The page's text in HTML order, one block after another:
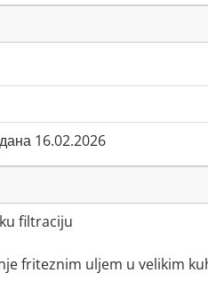
16.02.2026
filtraciju
friteznim uljem u velikim